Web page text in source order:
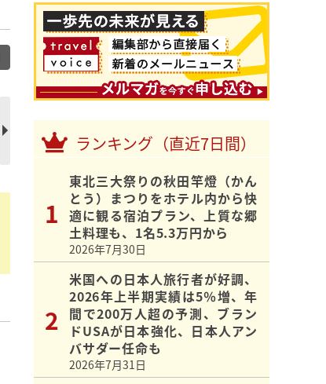
ランキング（直近7日間）
東北三大祭りの秋田竿燈（かん
とう）まつりをホテル内から快
適に観る宿泊プラン、上質な郷
土料理も、1名5.3万円から
2026年7月30日
米国への日本人旅行者が好調、
2026年上半期実績は5％増、年
間で200万人超の予測、ブラン
ドUSAが日本強化、日本人アン
バサダー任命も
2026年7月31日